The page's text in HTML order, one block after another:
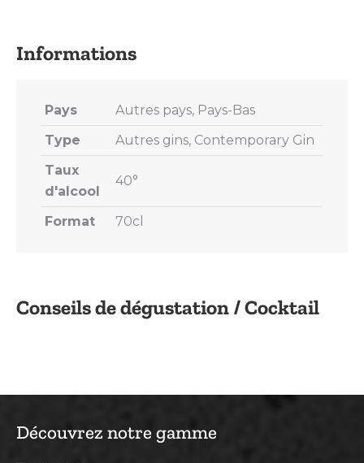
Conseils de dégustation / Cocktail
Pays
Autres pays, Pays-Bas
Type
Autres gins, Contemporary Gin
Taux
d'alcool
40°
Format 70cl
Découvrez notre gamme